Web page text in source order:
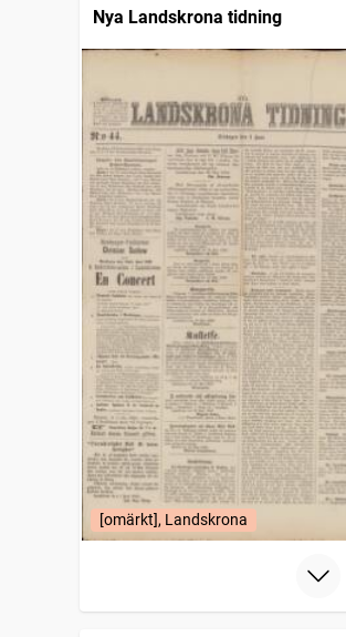
Nya Landskrona tidning
[omärkt], Landskrona